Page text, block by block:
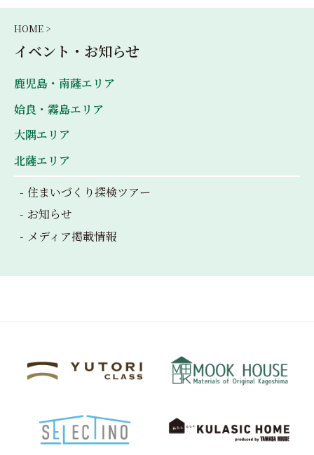
HOME >
イベント・お知らせ
鹿児島・南薩エリア
姶良・霧島エリア
大隅エリア
北薩エリア
住まいづくり探検ツアー
お知らせ
メディア掲載情報